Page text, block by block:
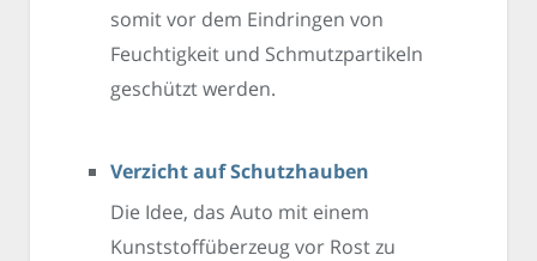
somit vor dem Eindringen von
Feuchtigkeit und Schmutzpartikeln
geschützt werden.
Verzicht auf Schutzhauben
Die Idee, das Auto mit einem
Kunststoffüberzeug vor Rost zu